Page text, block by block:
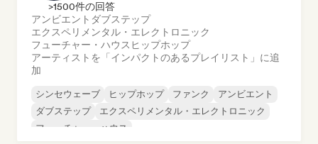
>1500件の回答
アンビエント ダブステップ
エクスペリメンタル・エレクトロニック
フューチャー・ハウス ヒップホップ
アーティストを「インパクトのあるプレイリスト」に追
加
シンセウェーブ ヒップホップ ファンク
アンビエント
ダブステップ
エクスペリメンタル・エレクトロニック
フューチャー・ハウス